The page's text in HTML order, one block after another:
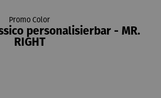
Promo Color
personalisierbar - MR.
RIGHT